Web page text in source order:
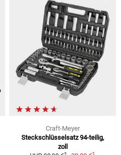
Craft-Meyer
Steckschlüsselsatz 94-teilig,
zoll
1